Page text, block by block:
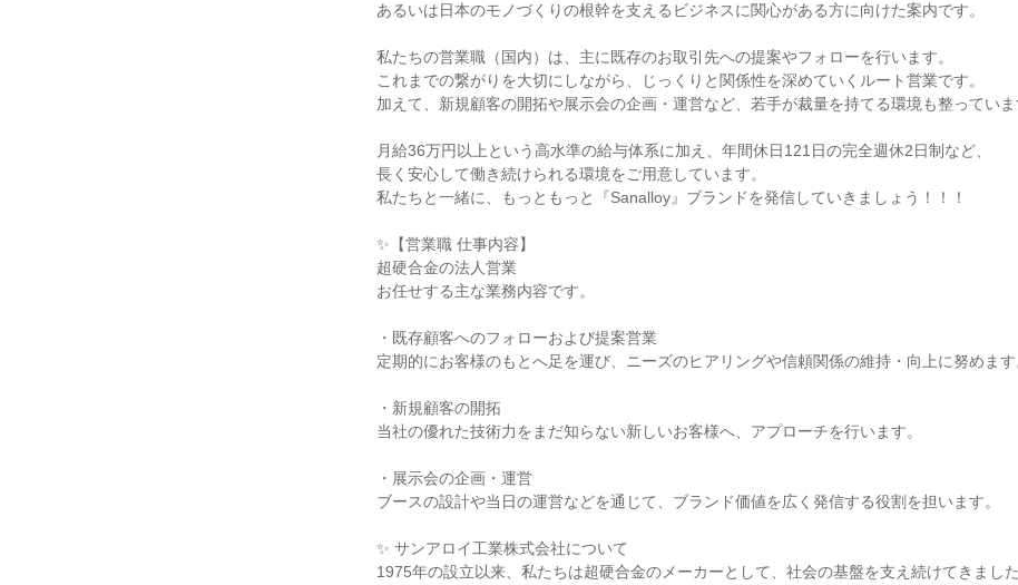
あるいは日本のモノづくりの根幹を支えるビジネスに関心がある方に向けた案内です。
私たちの営業職（国内）は、主に既存のお取引先への提案やフォローを行います。
これまでの繋がりを大切にしながら、じっくりと関係性を深めていくルート営業です。
加えて、新規顧客の開拓や展示会の企画・運営など、若手が裁量を持てる環境も整っていま
月給36万円以上という高水準の給与体系に加え、年間休日121日の完全週休2日制など、
長く安心して働き続けられる環境をご用意しています。
私たちと一緒に、もっともっと『Sanalloy』ブランドを発信していきましょう！！！
✨【営業職 仕事内容】
超硬合金の法人営業
お任せする主な業務内容です。
・既存顧客へのフォローおよび提案営業
定期的にお客様のもとへ足を運び、ニーズのヒアリングや信頼関係の維持・向上に努めます
・新規顧客の開拓
当社の優れた技術力をまだ知らない新しいお客様へ、アプローチを行います。
・展示会の企画・運営
ブースの設計や当日の運営などを通じて、ブランド価値を広く発信する役割を担います。
✨ サンアロイ工業株式会社について
1975年の設立以来、私たちは超硬合金のメーカーとして、社会の基盤を支え続けてきまし